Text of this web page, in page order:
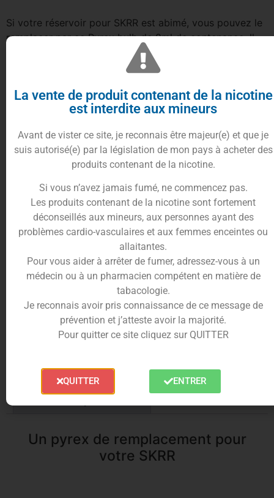
Si votre réservoir pour SKRR est abimé, vous pouvez le
remplacer par ce Pyrex bulb de 8ml de contenance. Il
est uniquement compatible avec le
Pyrex
Contenance :8ml
Chine
Compatibilité :Clearomiseur SKRR
3.50€
En stock
Ajouter au panier
points fidélités
Description Informations complémentaires
Un pyrex de remplacement pour
votre SKRR
La vente de produit contenant de la nicotine
est interdite aux mineurs
Avant de vister ce site, je reconnais être majeur(e) et que je
suis autorisé(e) par la législation de mon pays à acheter des
produits contenant de la nicotine.
Si vous n’avez jamais fumé, ne commencez pas.
Les produits contenant de la nicotine sont fortement
déconseillés aux mineurs, aux personnes ayant des
problèmes cardio-vasculaires et aux femmes enceintes ou
allaitantes.
Pour vous aider à arrêter de fumer, adressez-vous à un
médecin ou à un pharmacien compétent en matière de
tabacologie.
Je reconnais avoir pris connaissance de ce message de
prévention et j’atteste avoir la majorité.
Pour quitter ce site cliquez sur QUITTER
QUITTER ENTRER